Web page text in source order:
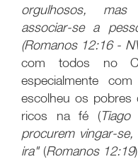
orgulhosos,
associar-se a
(Romanos 12:16 -
com todos no
especialmente
escolheu os pobres
ricos na fé (Tiago
procurem vingar-
ira" (Romanos 12:19